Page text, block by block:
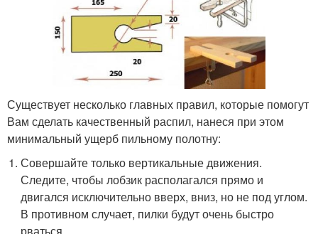
Существует несколько главных правил, которые помогут
Вам сделать качественный распил, нанеся при этом
минимальный ущерб пильному полотну:
Совершайте только вертикальные движения.
Следите, чтобы лобзик располагался прямо и
двигался исключительно вверх, вниз, но не под углом.
В противном случает, пилки будут очень быстро